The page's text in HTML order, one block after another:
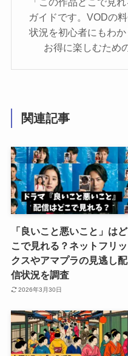
ガイドです。VODの
状況を初心者にもわ
お得に楽しむため
関連記事
「良いこと悪いこと」はど
こで見れる？ネットフリッ
クスやアマプラの見逃し配
信状況を調査
2026年3月30日